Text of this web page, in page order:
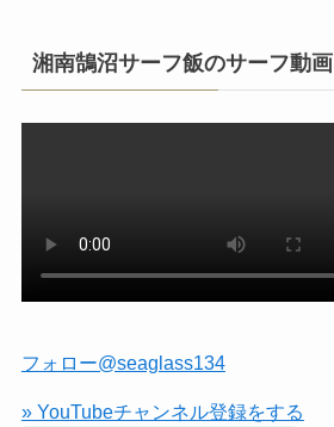
湘南鵠沼サーフ飯のサーフ動画
フォロー@seaglass134
» YouTubeチャンネル登録をする